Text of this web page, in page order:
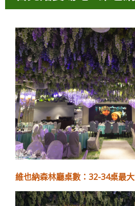
維也納森林廳桌數：32-34桌最